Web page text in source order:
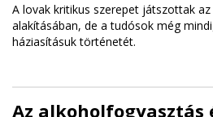
A lovak kritikus szerepet játszottak
alakításában, de a tudósok még
háziasításuk történetét.
Az alkoholfogyasztás